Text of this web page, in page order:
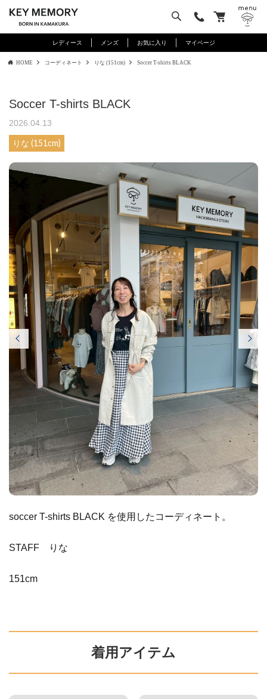
レディース メンズ お気に入り マイページ
HOME コーディネート りな (151cm) Soccer T-shirts BLACK
Soccer T-shirts BLACK
2026.04.13
りな (151cm)
soccer T-shirts BLACK を使用したコーディネート。
STAFF りな
151cm
着用アイテム